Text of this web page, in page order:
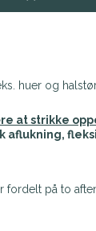
huer og
at strikke
aflukning,
fordelt på to